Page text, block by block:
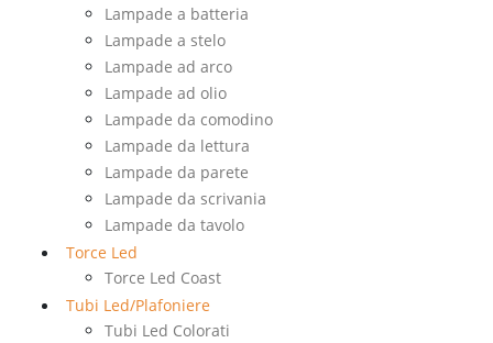
Lampade a batteria
Lampade a stelo
Lampade ad arco
Lampade ad olio
Lampade da comodino
Lampade da lettura
Lampade da parete
Lampade da scrivania
Lampade da tavolo
Torce Led
Torce Led Coast
Tubi Led/Plafoniere
Tubi Led Colorati